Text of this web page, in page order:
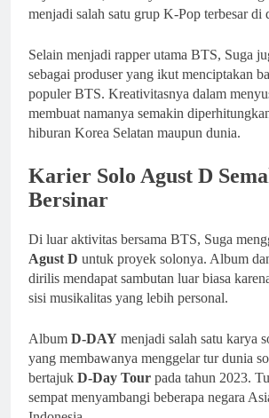
menjadi salah satu grup K-Pop terbesar di
Selain menjadi rapper utama BTS, Suga
sebagai produser yang ikut menciptakan
populer BTS. Kreativitasnya dalam
membuat namanya semakin
hiburan Korea Selatan maupun dunia.
Karier Solo Agust D
Bersinar
Di luar aktivitas bersama BTS, Suga
Agust D untuk proyek solonya. Album
dirilis mendapat sambutan luar biasa
sisi musikalitas yang lebih personal.
Album D-DAY menjadi salah satu karya
yang membawanya menggelar tur dunia
bertajuk D-Day Tour pada tahun 2023.
sempat menyambangi beberapa negara